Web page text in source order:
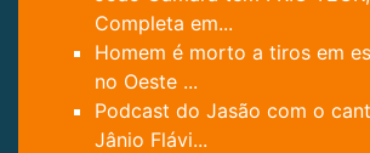
Completa em...
Homem é morto a tiros em
no Oeste ...
Podcast do Jasão com o
Jânio Flávi...